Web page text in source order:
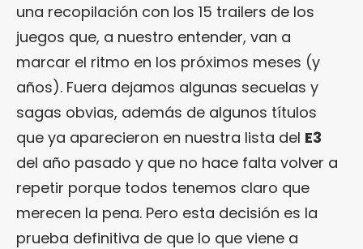
una recopilación con los 15 trailers de los
juegos que, a nuestro entender, van a
marcar el ritmo en los próximos meses (y
años). Fuera dejamos algunas secuelas y
sagas obvias, además de algunos títulos
que ya aparecieron en nuestra lista del E3
del año pasado y que no hace falta volver a
repetir porque todos tenemos claro que
merecen la pena. Pero esta decisión es la
prueba definitiva de que lo que viene a